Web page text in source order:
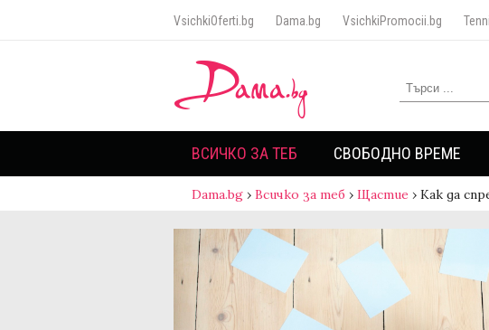
VsichkiOferti.bg Dama.bg VsichkiPromocii.bg
ВСИЧКО ЗА ТЕБ СВОБОДНО ВРЕМЕ
Dama.bg › Всичко за теб › Щастие › Как да